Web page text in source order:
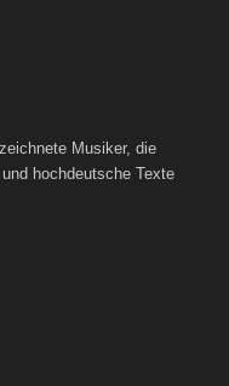
Musiker, die
hochdeutsche Texte